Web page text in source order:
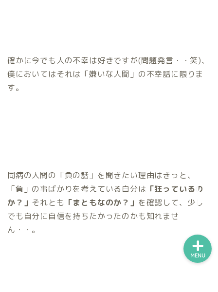
確かに今でも人の不幸は好きですが(問題発言・・笑)、
僕においてはそれは「嫌いな人間」の不幸話に限りま
す。
同病の人間の「負の話」を聞きたい理由はきっと、
「負」の事ばかりを考えている自分は 「狂っているの
か？」 それとも 「まともなのか？」 を確認して、少し
でも自分に自信を持ちたかったのかも知れませ
ん・・。
MENU
ホーム
サイトマップ